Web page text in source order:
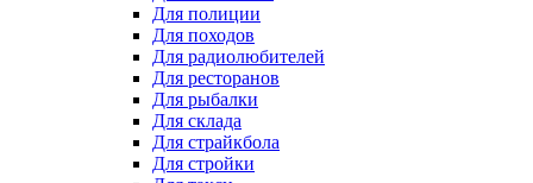
Для полиции
Для походов
Для радиолюбителей
Для ресторанов
Для рыбалки
Для склада
Для страйкбола
Для стройки